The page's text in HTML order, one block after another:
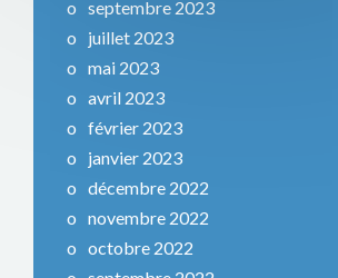
septembre 2023
juillet 2023
mai 2023
avril 2023
février 2023
janvier 2023
décembre 2022
novembre 2022
octobre 2022